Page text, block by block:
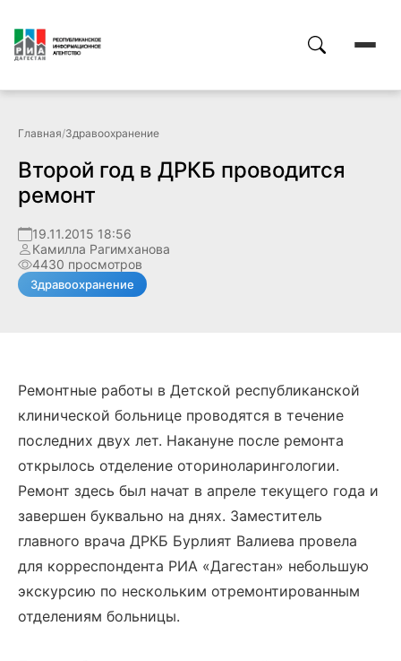
Главная/Здравоохранение
Второй год в ДРКБ проводится
ремонт
19.11.2015 18:56
Камилла Рагимханова
4430 просмотров
Здравоохранение
Ремонтные работы в Детской республиканской
клинической больнице проводятся в течение
последних двух лет. Накануне после ремонта
открылось отделение оториноларингологии.
Ремонт здесь был начат в апреле текущего года и
завершен буквально на днях. Заместитель
главного врача ДРКБ Бурлият Валиева провела
для корреспондента РИА «Дагестан» небольшую
экскурсию по нескольким отремонтированным
отделениям больницы.